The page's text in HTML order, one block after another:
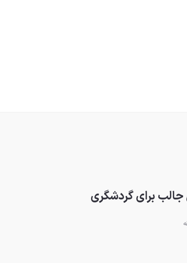
برای گردشگری